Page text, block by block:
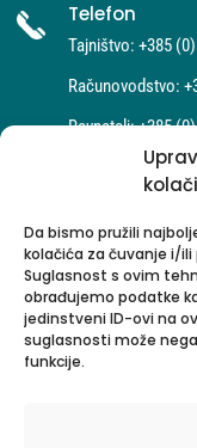
Da bismo pružili
kolačića za čuvanje i/
Suglasnost s ovim
obrađujemo podatke
jedinstveni ID-ovi na
suglasnosti može
funkcije.
Telefon
Tajništvo: +385
Računovodstvo:
Ravnatelj: +385
Copyright